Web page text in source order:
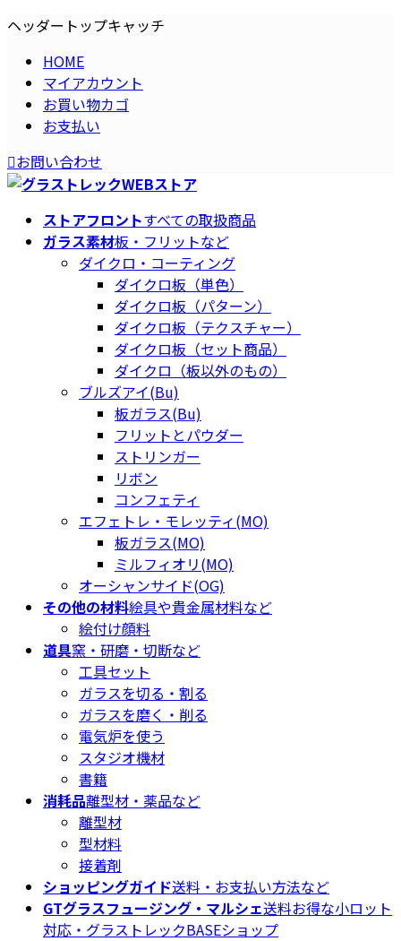
コ
ス
キ
ナ
ン
に
ヘッダートップキャッチ
HOME
マイアカウント
お買い物カゴ
お支払い
お問い合わせ
ストアフロントすべての取扱商品
ガラス素材板・フリットなど
ダイクロ・コーティング
ダイクロ板（単色）
ダイクロ板（パターン）
ダイクロ板（テクスチャー）
ダイクロ板（セット商品）
ダイクロ（板以外のもの）
ブルズアイ(Bu)
板ガラス(Bu)
フリットとパウダー
ストリンガー
リボン
コンフェティ
エフェトレ・モレッティ(MO)
板ガラス(MO)
ミルフィオリ(MO)
オーシャンサイド(OG)
その他の材料絵具や貴金属材料など
絵付け顔料
道具窯・研磨・切断など
工具セット
ガラスを切る・割る
ガラスを磨く・削る
電気炉を使う
スタジオ機材
書籍
消耗品離型材・薬品など
離型材
型材料
接着剤
ショッピングガイド送料・お支払い方法など
GTグラスフュージング・マルシェ送料お得な小ロット
対応・グラストレックBASEショップ